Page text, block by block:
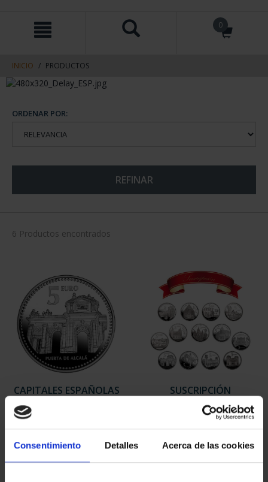
Consentimiento Detalles Acerca de las cookies
contenido
navegacin
0
INICIO PRODUCTOS
ORDENAR POR:
REFINAR
6 Productos encontrados
CAPITALES ESPAÑOLAS
SUSCRIPCIÓN
CAPITALES DE
PROVINCIA 1
949,00 €
Sólo para usuarios
registrados